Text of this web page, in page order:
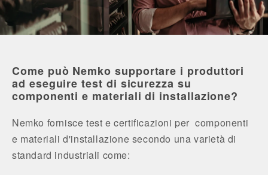
Come può Nemko supportare i produttori
ad eseguire test di sicurezza su
componenti e materiali di installazione?
Nemko fornisce test e certificazioni per componenti
e materiali d'installazione secondo una varietà di
standard industriali come: